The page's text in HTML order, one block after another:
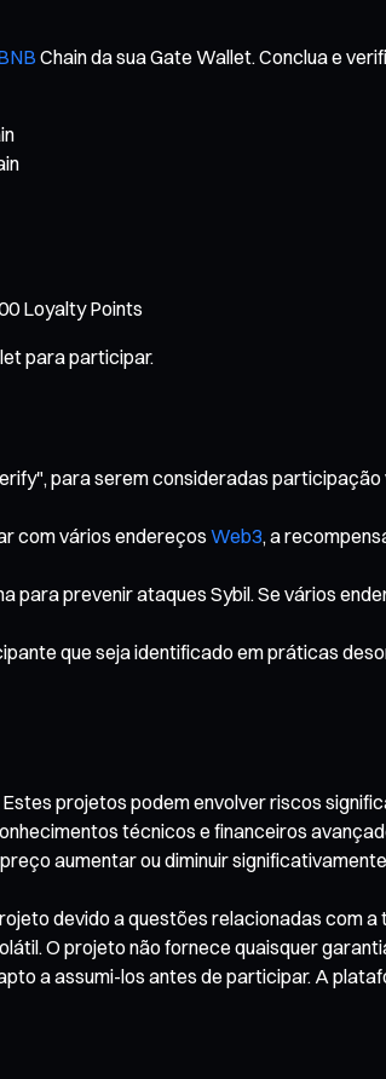
Chain da sua Gate Wallet. Conclua e
Loyalty Points
para participar.
para serem consideradas
com vários endereços Web3, a
prevenir ataques Sybil. Se vários
que seja identificado em práticas
projetos podem envolver riscos
técnicos e financeiros
aumentar ou diminuir
devido a questões relacionadas com
O projeto não fornece quaisquer
a assumi-los antes de participar. A